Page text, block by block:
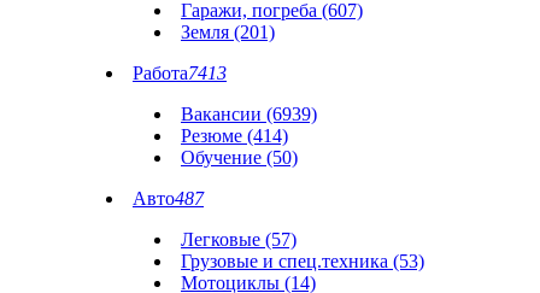
Гаражи, погреба (607)
Земля (201)
Работа7413
Вакансии (6939)
Резюме (414)
Обучение (50)
Авто487
Легковые (57)
Грузовые и спец.техника (53)
Мотоциклы (14)